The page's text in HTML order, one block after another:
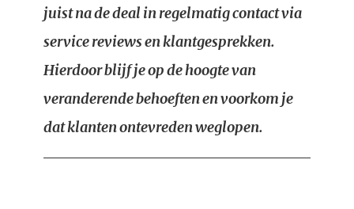
juist na de deal in regelmatig contact via
service reviews en klantgesprekken.
Hierdoor blijf je op de hoogte van
veranderende behoeften en voorkom je
dat klanten ontevreden weglopen.